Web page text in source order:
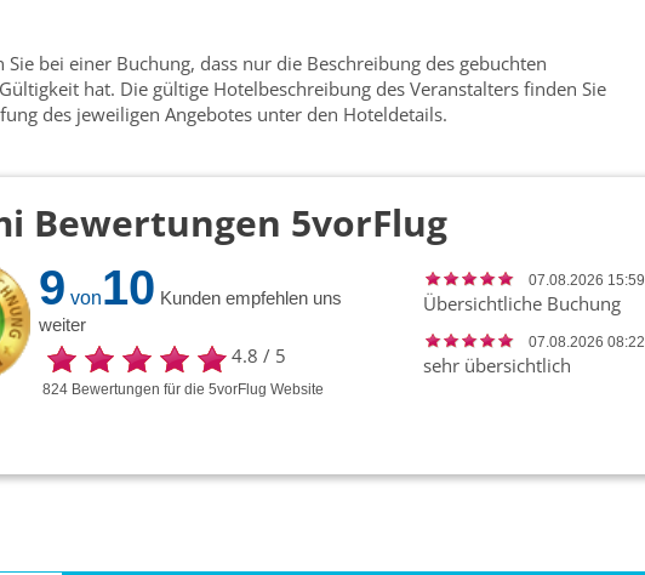
Sie bei einer Buchung, dass nur die Beschreibung des gebuchten
hat. Die gültige Hotelbeschreibung des Veranstalters finden Sie
des jeweiligen Angebotes unter den Hoteldetails.
Bewertungen 5vorFlug
9 von10 Kunden empfehlen uns
weiter
4.8 / 5
824 Bewertungen für die 5vorFlug Website
07.08.2026 15:59
Übersichtliche Buchung
07.08.2026 08:22
sehr übersichtlich